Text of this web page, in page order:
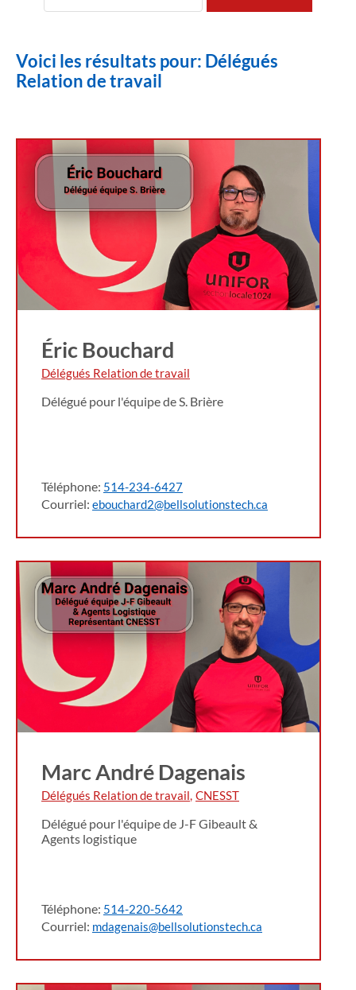
Voici les résultats pour: Délégués
Relation de travail
Éric Bouchard
Délégués Relation de travail
Délégué pour l'équipe de S. Brière
Téléphone: 514-234-6427
Courriel: ebouchard2@bellsolutionstech.ca
Marc André Dagenais
Délégués Relation de travail, CNESST
Délégué pour l'équipe de J-F Gibeault &
Agents logistique
Téléphone: 514-220-5642
Courriel: mdagenais@bellsolutionstech.ca